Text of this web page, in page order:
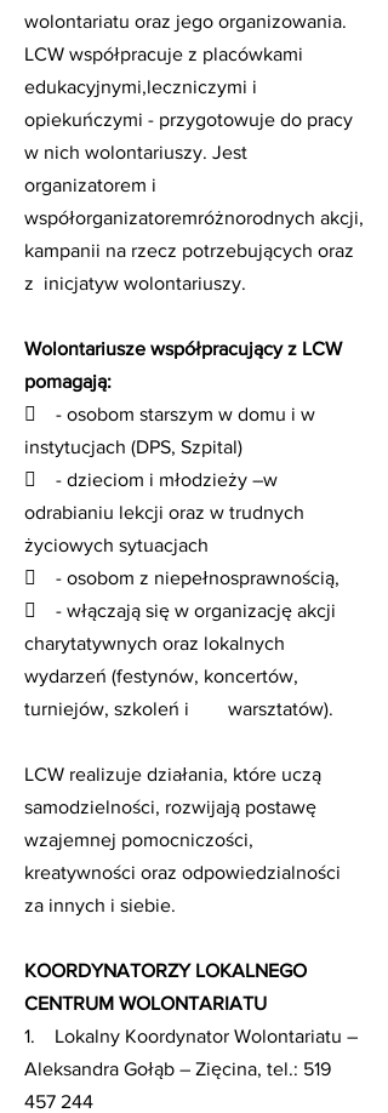
wolontariatu oraz jego organizowania.
LCW współpracuje z placówkami
edukacyjnymi,leczniczymi i
opiekuńczymi - przygotowuje do pracy
w nich wolontariuszy. Jest
organizatorem i
współorganizatoremróżnorodnych akcji,
kampanii na rzecz potrzebujących oraz
z inicjatyw wolontariuszy.
Wolontariusze współpracujący z LCW
pomagają:
 - osobom starszym w domu i w
instytucjach (DPS, Szpital)
 - dzieciom i młodzieży –w
odrabianiu lekcji oraz w trudnych
życiowych sytuacjach
 - osobom z niepełnosprawnością,
 - włączają się w organizację akcji
charytatywnych oraz lokalnych
wydarzeń (festynów, koncertów,
turniejów, szkoleń i warsztatów).
LCW realizuje działania, które uczą
samodzielności, rozwijają postawę
wzajemnej pomocniczości,
kreatywności oraz odpowiedzialności
za innych i siebie.
KOORDYNATORZY LOKALNEGO
CENTRUM WOLONTARIATU
1. Lokalny Koordynator Wolontariatu –
Aleksandra Gołąb – Zięcina, tel.: 519
457 244